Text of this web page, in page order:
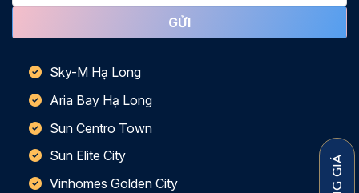
Sky-M Hạ Long
Aria Bay Hạ Long
Sun Centro Town
Sun Elite City
Vinhomes Golden City